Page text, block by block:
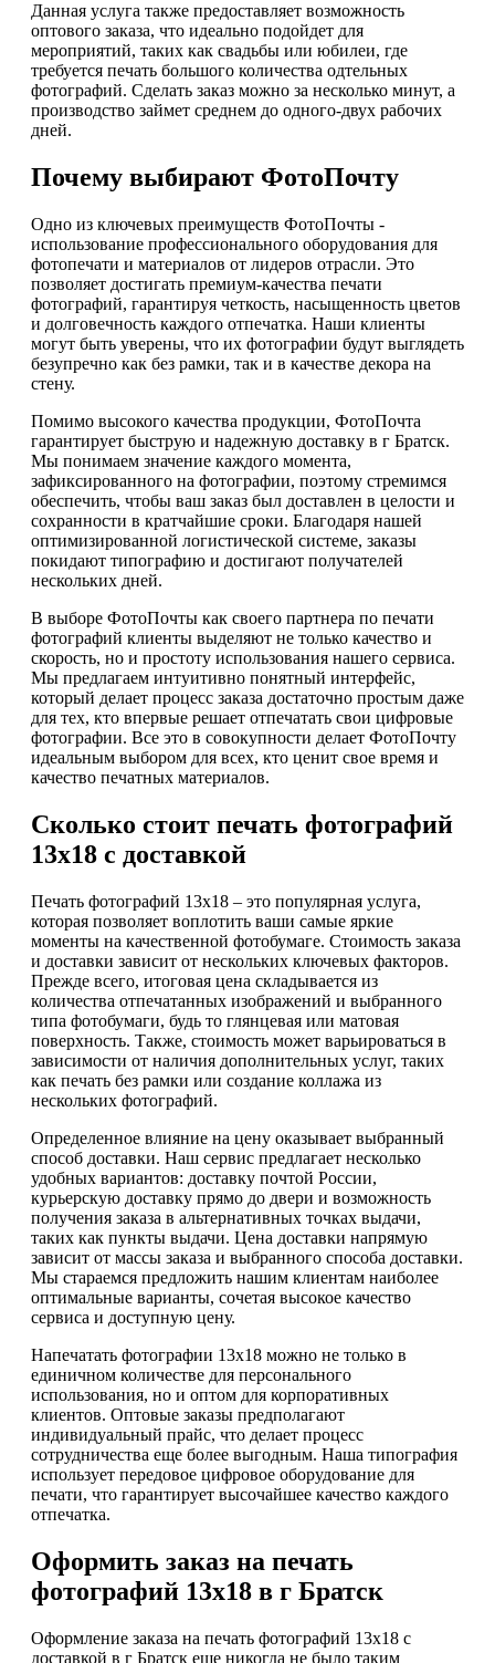
Данная услуга также предоставляет возможность
оптового заказа, что идеально подойдет для
мероприятий, таких как свадьбы или юбилеи, где
требуется печать большого количества одтельных
фотографий. Сделать заказ можно за несколько минут, а
производство займет среднем до одного-двух рабочих
дней.
Почему выбирают ФотоПочту
Одно из ключевых преимуществ ФотоПочты -
использование профессионального оборудования для
фотопечати и материалов от лидеров отрасли. Это
позволяет достигать премиум-качества печати
фотографий, гарантируя четкость, насыщенность цветов
и долговечность каждого отпечатка. Наши клиенты
могут быть уверены, что их фотографии будут выглядеть
безупречно как без рамки, так и в качестве декора на
стену.
Помимо высокого качества продукции, ФотоПочта
гарантирует быструю и надежную доставку в г Братск.
Мы понимаем значение каждого момента,
зафиксированного на фотографии, поэтому стремимся
обеспечить, чтобы ваш заказ был доставлен в целости и
сохранности в кратчайшие сроки. Благодаря нашей
оптимизированной логистической системе, заказы
покидают типографию и достигают получателей
нескольких дней.
В выборе ФотоПочты как своего партнера по печати
фотографий клиенты выделяют не только качество и
скорость, но и простоту использования нашего сервиса.
Мы предлагаем интуитивно понятный интерфейс,
который делает процесс заказа достаточно простым даже
для тех, кто впервые решает отпечатать свои цифровые
фотографии. Все это в совокупности делает ФотоПочту
идеальным выбором для всех, кто ценит свое время и
качество печатных материалов.
Сколько стоит печать фотографий
13х18 с доставкой
Печать фотографий 13х18 – это популярная услуга,
которая позволяет воплотить ваши самые яркие
моменты на качественной фотобумаге. Стоимость заказа
и доставки зависит от нескольких ключевых факторов.
Прежде всего, итоговая цена складывается из
количества отпечатанных изображений и выбранного
типа фотобумаги, будь то глянцевая или матовая
поверхность. Также, стоимость может варьироваться в
зависимости от наличия дополнительных услуг, таких
как печать без рамки или создание коллажа из
нескольких фотографий.
Определенное влияние на цену оказывает выбранный
способ доставки. Наш сервис предлагает несколько
удобных вариантов: доставку почтой России,
курьерскую доставку прямо до двери и возможность
получения заказа в альтернативных точках выдачи,
таких как пункты выдачи. Цена доставки напрямую
зависит от массы заказа и выбранного способа доставки.
Мы стараемся предложить нашим клиентам наиболее
оптимальные варианты, сочетая высокое качество
сервиса и доступную цену.
Напечатать фотографии 13х18 можно не только в
единичном количестве для персонального
использования, но и оптом для корпоративных
клиентов. Оптовые заказы предполагают
индивидуальный прайс, что делает процесс
сотрудничества еще более выгодным. Наша типография
использует передовое цифровое оборудование для
печати, что гарантирует высочайшее качество каждого
отпечатка.
Оформить заказ на печать
фотографий 13х18 в г Братск
Оформление заказа на печать фотографий 13х18 с
доставкой в г Братск еще никогда не было таким